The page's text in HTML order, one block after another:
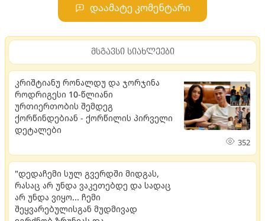
დაამატე კომენტარი
მსგავსი სიახლეები
კრიშტიანუ რონალდუ და ჯორჯინა
როდრიგესი 10-წლიანი
ურთიერთობის შემდეგ
ქორწინდებიან - ქორწილის პირველი
დეტალები
352
"დედაჩემი სულ გვერდში მიდგას,
რასაც არ უნდა ვაკეთებდე და სადაც
არ უნდა ვიყო... ჩემი
შეყვარებულისგან მუდმივად